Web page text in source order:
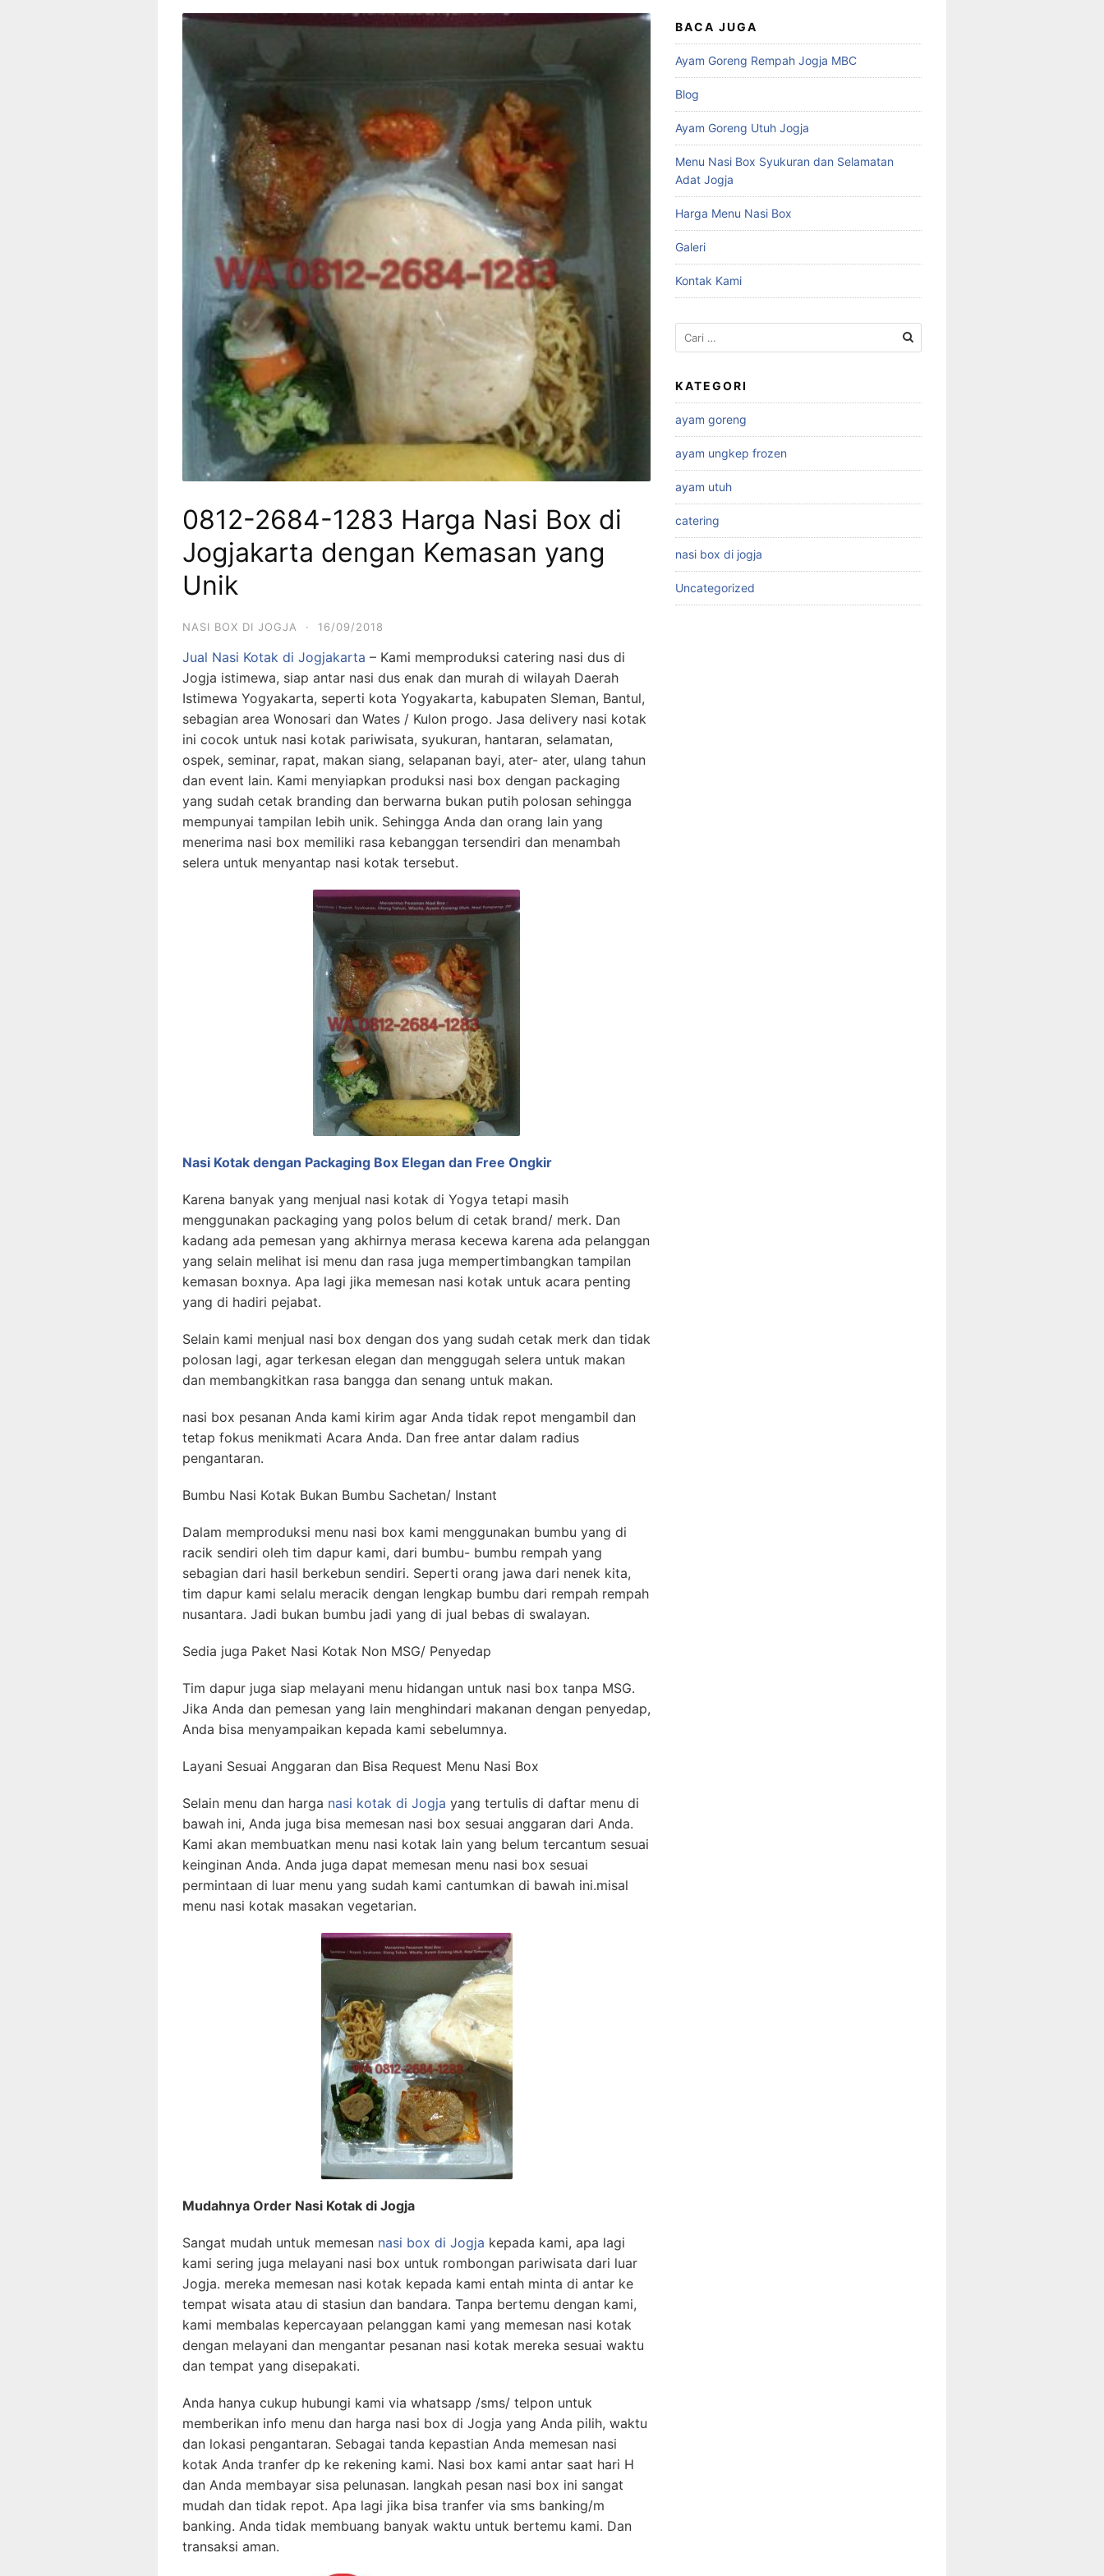
0812-2684-1283 Harga Nasi Box di
Jogjakarta dengan Kemasan yang
Unik
NASI BOX DI JOGJA · 16/09/2018
Jual Nasi Kotak di Jogjakarta – Kami memproduksi catering nasi dus di
Jogja istimewa, siap antar nasi dus enak dan murah di wilayah Daerah
Istimewa Yogyakarta, seperti kota Yogyakarta, kabupaten Sleman, Bantul,
sebagian area Wonosari dan Wates / Kulon progo. Jasa delivery nasi kotak
ini cocok untuk nasi kotak pariwisata, syukuran, hantaran, selamatan,
ospek, seminar, rapat, makan siang, selapanan bayi, ater- ater, ulang tahun
dan event lain. Kami menyiapkan produksi nasi box dengan packaging
yang sudah cetak branding dan berwarna bukan putih polosan sehingga
mempunyai tampilan lebih unik. Sehingga Anda dan orang lain yang
menerima nasi box memiliki rasa kebanggan tersendiri dan menambah
selera untuk menyantap nasi kotak tersebut.
Nasi Kotak dengan Packaging Box Elegan dan Free Ongkir
Karena banyak yang menjual nasi kotak di Yogya tetapi masih
menggunakan packaging yang polos belum di cetak brand/ merk. Dan
kadang ada pemesan yang akhirnya merasa kecewa karena ada pelanggan
yang selain melihat isi menu dan rasa juga mempertimbangkan tampilan
kemasan boxnya. Apa lagi jika memesan nasi kotak untuk acara penting
yang di hadiri pejabat.
Selain kami menjual nasi box dengan dos yang sudah cetak merk dan tidak
polosan lagi, agar terkesan elegan dan menggugah selera untuk makan
dan membangkitkan rasa bangga dan senang untuk makan.
nasi box pesanan Anda kami kirim agar Anda tidak repot mengambil dan
tetap fokus menikmati Acara Anda. Dan free antar dalam radius
pengantaran.
Bumbu Nasi Kotak Bukan Bumbu Sachetan/ Instant
Dalam memproduksi menu nasi box kami menggunakan bumbu yang di
racik sendiri oleh tim dapur kami, dari bumbu- bumbu rempah yang
sebagian dari hasil berkebun sendiri. Seperti orang jawa dari nenek kita,
tim dapur kami selalu meracik dengan lengkap bumbu dari rempah rempah
nusantara. Jadi bukan bumbu jadi yang di jual bebas di swalayan.
Sedia juga Paket Nasi Kotak Non MSG/ Penyedap
Tim dapur juga siap melayani menu hidangan untuk nasi box tanpa MSG.
Jika Anda dan pemesan yang lain menghindari makanan dengan penyedap,
Anda bisa menyampaikan kepada kami sebelumnya.
Layani Sesuai Anggaran dan Bisa Request Menu Nasi Box
Selain menu dan harga nasi kotak di Jogja yang tertulis di daftar menu di
bawah ini, Anda juga bisa memesan nasi box sesuai anggaran dari Anda.
Kami akan membuatkan menu nasi kotak lain yang belum tercantum sesuai
keinginan Anda. Anda juga dapat memesan menu nasi box sesuai
permintaan di luar menu yang sudah kami cantumkan di bawah ini.misal
menu nasi kotak masakan vegetarian.
Mudahnya Order Nasi Kotak di Jogja
Sangat mudah untuk memesan nasi box di Jogja kepada kami, apa lagi
kami sering juga melayani nasi box untuk rombongan pariwisata dari luar
Jogja. mereka memesan nasi kotak kepada kami entah minta di antar ke
tempat wisata atau di stasiun dan bandara. Tanpa bertemu dengan kami,
kami membalas kepercayaan pelanggan kami yang memesan nasi kotak
dengan melayani dan mengantar pesanan nasi kotak mereka sesuai waktu
dan tempat yang disepakati.
Anda hanya cukup hubungi kami via whatsapp /sms/ telpon untuk
memberikan info menu dan harga nasi box di Jogja yang Anda pilih, waktu
dan lokasi pengantaran. Sebagai tanda kepastian Anda memesan nasi
kotak Anda tranfer dp ke rekening kami. Nasi box kami antar saat hari H
dan Anda membayar sisa pelunasan. langkah pesan nasi box ini sangat
mudah dan tidak repot. Apa lagi jika bisa tranfer via sms banking/m
banking. Anda tidak membuang banyak waktu untuk bertemu kami. Dan
transaksi aman.
BACA JUGA
Ayam Goreng Rempah Jogja MBC
Blog
Ayam Goreng Utuh Jogja
Menu Nasi Box Syukuran dan Selamatan
Adat Jogja
Harga Menu Nasi Box
Galeri
Kontak Kami
Cari
untuk:
KATEGORI
ayam goreng
ayam ungkep frozen
ayam utuh
catering
nasi box di jogja
Uncategorized